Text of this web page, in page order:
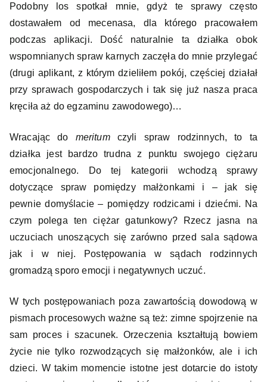
Podobny los spotkał mnie, gdyż te sprawy często
dostawałem od mecenasa, dla którego pracowałem
podczas aplikacji. Dość naturalnie ta działka obok
wspomnianych spraw karnych zaczęła do mnie przylegać
(drugi aplikant, z którym dzieliłem pokój, częściej działał
przy sprawach gospodarczych i tak się już nasza praca
kręciła aż do egzaminu zawodowego)…
Wracając do meritumczyli spraw rodzinnych, to ta
działka jest bardzo trudna z punktu swojego ciężaru
emocjonalnego. Do tej kategorii wchodzą sprawy
dotyczące spraw pomiędzy małżonkami i – jak się
pewnie domyślacie – pomiędzy rodzicami i dziećmi. Na
czym polega ten ciężar gatunkowy? Rzecz jasna na
uczuciach unoszących się zarówno przed sala sądowa
jak i w niej. Postępowania w sądach rodzinnych
gromadzą sporo emocji i negatywnych uczuć.
W tych postępowaniach poza zawartością dowodową w
pismach procesowych ważne są też: zimne spojrzenie na
sam proces i szacunek. Orzeczenia kształtują bowiem
życie nie tylko rozwodzących się małżonków, ale i ich
dzieci. W takim momencie istotne jest dotarcie do istoty